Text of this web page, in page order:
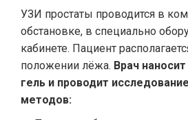
УЗИ простаты проводится в
обстановке, в специально
кабинете. Пациент
положении лёжа. Врач
гель и проводит
методов: